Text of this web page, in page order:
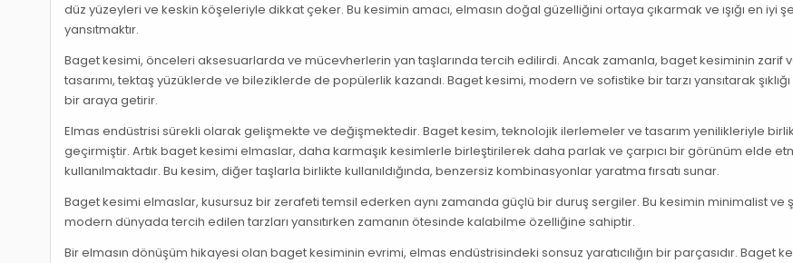
düz yüzeyleri ve keskin köşeleriyle dikkat çeker. Bu kesimin amacı, elmasın doğal güzelliğini ortaya çıkarmak ve ışığı en iyi
yansıtmaktır.
Baget kesimi, önceleri aksesuarlarda ve mücevherlerin yan taşlarında tercih edilirdi. Ancak zamanla, baget kesiminin zarif
tasarımı, tektaş yüzüklerde ve bileziklerde de popülerlik kazandı. Baget kesimi, modern ve sofistike bir tarzı yansıtarak
bir araya getirir.
Elmas endüstrisi sürekli olarak gelişmekte ve değişmektedir. Baget kesim, teknolojik ilerlemeler ve tasarım yenilikleriyle
geçirmiştir. Artık baget kesimi elmaslar, daha karmaşık kesimlerle birleştirilerek daha parlak ve çarpıcı bir görünüm elde
kullanılmaktadır. Bu kesim, diğer taşlarla birlikte kullanıldığında, benzersiz kombinasyonlar yaratma fırsatı sunar.
Baget kesimi elmaslar, kusursuz bir zerafeti temsil ederken aynı zamanda güçlü bir duruş sergiler. Bu kesimin minimalist ve
modern dünyada tercih edilen tarzları yansıtırken zamanın ötesinde kalabilme özelliğine sahiptir.
Bir elmasın dönüşüm hikayesi olan baget kesiminin evrimi, elmas endüstrisindeki sonsuz yaratıcılığın bir parçasıdır. Baget